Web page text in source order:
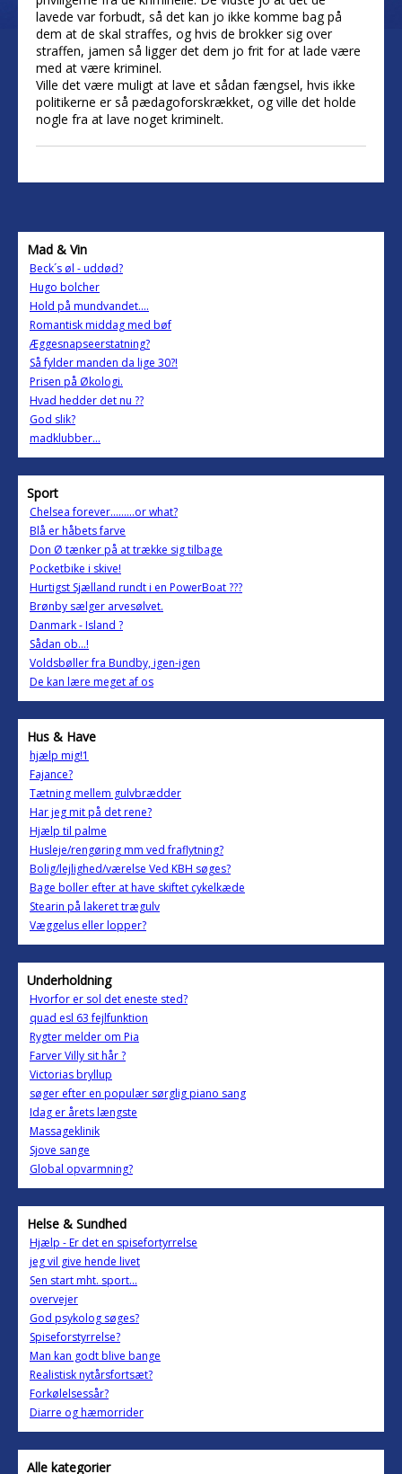
lavede var forbudt, så det kan jo ikke komme bag på
dem at de skal straffes, og hvis de brokker sig over
straffen, jamen så ligger det dem jo frit for at lade være
med at være kriminel.
Ville det være muligt at lave et sådan fængsel, hvis ikke
politikerne er så pædagoforskrækket, og ville det holde
nogle fra at lave noget kriminelt.
Mad & Vin
Beck´s øl - uddød?
Hugo bolcher
Hold på mundvandet....
Romantisk middag med bøf
Æggesnapseerstatning?
Så fylder manden da lige 30?!
Prisen på Økologi.
Hvad hedder det nu ??
God slik?
madklubber...
Sport
Chelsea forever.........or what?
Blå er håbets farve
Don Ø tænker på at trække sig tilbage
Pocketbike i skive!
Hurtigst Sjælland rundt i en PowerBoat ???
Brønby sælger arvesølvet.
Danmark - Island ?
Sådan ob...!
Voldsbøller fra Bundby, igen-igen
De kan lære meget af os
Hus & Have
hjælp mig!1
Fajance?
Tætning mellem gulvbrædder
Har jeg mit på det rene?
Hjælp til palme
Husleje/rengøring mm ved fraflytning?
Bolig/lejlighed/værelse Ved KBH søges?
Bage boller efter at have skiftet cykelkæde
Stearin på lakeret trægulv
Væggelus eller lopper?
Underholdning
Hvorfor er sol det eneste sted?
quad esl 63 fejlfunktion
Rygter melder om Pia
Farver Villy sit hår ?
Victorias bryllup
søger efter en populær sørglig piano sang
Idag er årets længste
Massageklinik
Sjove sange
Global opvarmning?
Helse & Sundhed
Hjælp - Er det en spisefortyrrelse
jeg vil give hende livet
Sen start mht. sport...
overvejer
God psykolog søges?
Spiseforstyrrelse?
Man kan godt blive bange
Realistisk nytårsfortsæt?
Forkølelsessår?
Diarre og hæmorrider
Alle kategorier